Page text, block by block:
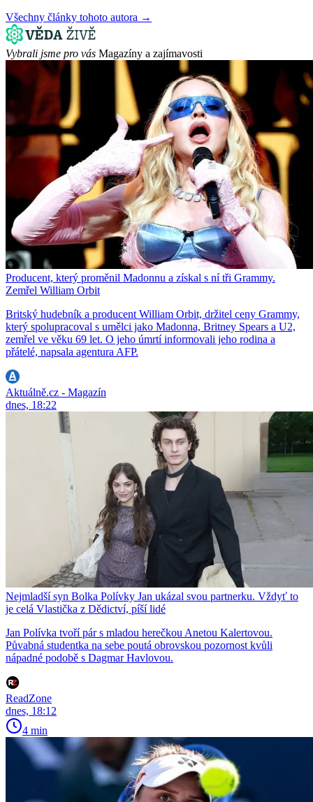
Všechny články tohoto autora →
Vybrali jsme pro vás Magazíny a zajímavosti
Producent, který proměnil Madonnu a získal s ní tři Grammy.
Zemřel William Orbit
Britský hudebník a producent William Orbit, držitel ceny Grammy,
který spolupracoval s umělci jako Madonna, Britney Spears a U2,
zemřel ve věku 69 let. O jeho úmrtí informovali jeho rodina a
přátelé, napsala agentura AFP.
Aktuálně.cz - Magazín
dnes, 18:22
Nejmladší syn Bolka Polívky Jan ukázal svou partnerku. Vždyť to
je celá Vlastička z Dědictví, píší lidé
Jan Polívka tvoří pár s mladou herečkou Anetou Kalertovou.
Půvabná studentka na sebe poutá obrovskou pozornost kvůli
nápadné podobě s Dagmar Havlovou.
ReadZone
dnes, 18:12
4 min